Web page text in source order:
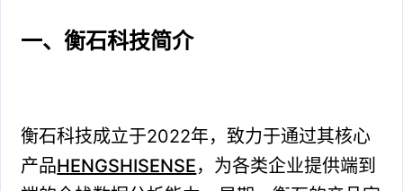
一、衡石科技简介
衡石科技成立于2022年，致力于通过其核心
产品HENGSHISENSE，为各类企业提供端到